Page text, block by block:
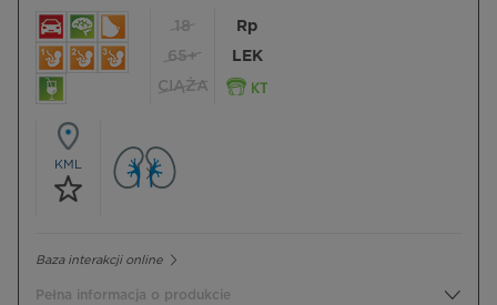
18
65+
CIĄŻA
Rp
LEK
KML
Baza interakcji online
Pełna informacja o produkcie